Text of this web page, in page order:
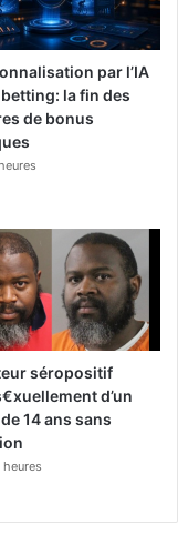
par l’IA
la fin des
de bonus
séropositif
d’un
14 ans sans
heures